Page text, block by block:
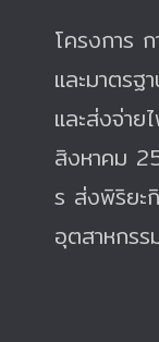
โครงการ
และมาตรฐ
และส่งจ่า
สิงหาคม
ร ส่งพิริยะ
อุตสาหกรร